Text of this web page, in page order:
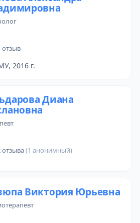
отзыв
2016 г.
Диана
отзыва(1 анонимный)
Виктория Юрьевна